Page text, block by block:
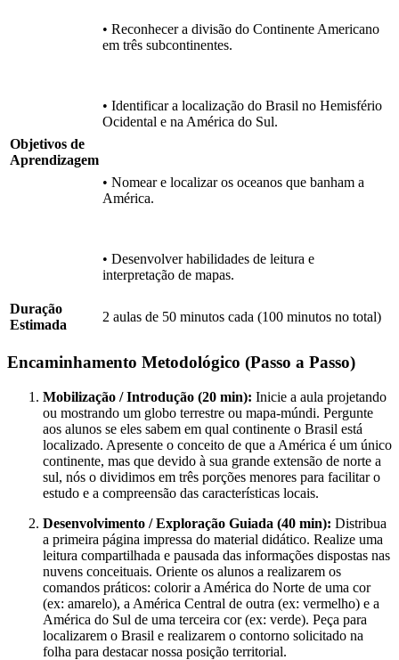
Objetivos de
Aprendizagem
• Reconhecer a divisão do Continente Americano
em três subcontinentes.
• Identificar a localização do Brasil no Hemisfério
Ocidental e na América do Sul.
• Nomear e localizar os oceanos que banham a
América.
• Desenvolver habilidades de leitura e
interpretação de mapas.
Duração
Estimada
2 aulas de 50 minutos cada (100 minutos no total)
Encaminhamento Metodológico (Passo a Passo)
Mobilização / Introdução (20 min): Inicie a aula projetando
ou mostrando um globo terrestre ou mapa-múndi. Pergunte
aos alunos se eles sabem em qual continente o Brasil está
localizado. Apresente o conceito de que a América é um único
continente, mas que devido à sua grande extensão de norte a
sul, nós o dividimos em três porções menores para facilitar o
estudo e a compreensão das características locais.
Desenvolvimento / Exploração Guiada (40 min): Distribua
a primeira página impressa do material didático. Realize uma
leitura compartilhada e pausada das informações dispostas nas
nuvens conceituais. Oriente os alunos a realizarem os
comandos práticos: colorir a América do Norte de uma cor
(ex: amarelo), a América Central de outra (ex: vermelho) e a
América do Sul de uma terceira cor (ex: verde). Peça para
localizarem o Brasil e realizarem o contorno solicitado na
folha para destacar nossa posição territorial.